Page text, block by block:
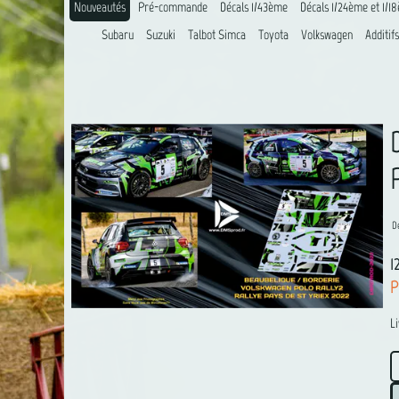
Nouveautés Pré-commande Décals 1/43ème Décals 1/24ème et 1/
Subaru
Suzuki Talbot Simca Toyota Volkswagen Additifs